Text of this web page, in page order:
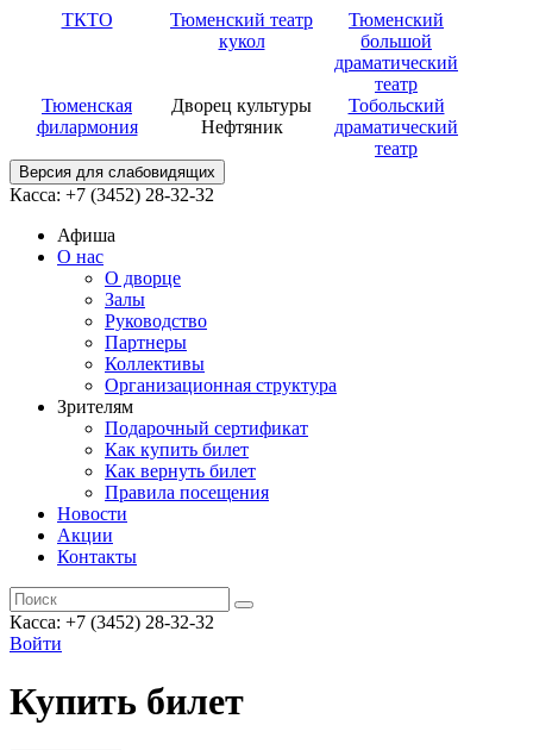
ТКТО
Тюменский театр
кукол
Тюменский
большой
драматический
театр
Тюменская
филармония
Дворец культуры
Нефтяник
Тобольский
драматический
театр
Версия для слабовидящих
Касса: +7 (3452) 28-32-32
Афиша
О нас
О дворце
Залы
Руководство
Партнеры
Коллективы
Организационная структура
Зрителям
Подарочный сертификат
Как купить билет
Как вернуть билет
Правила посещения
Новости
Акции
Контакты
Касса: +7 (3452) 28-32-32
Войти
Купить билет